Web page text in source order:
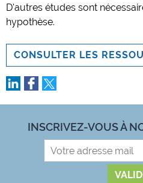
D'autres études sont
hypothèse.
CONSULTER LES
INSCRIVEZ-VOUS À